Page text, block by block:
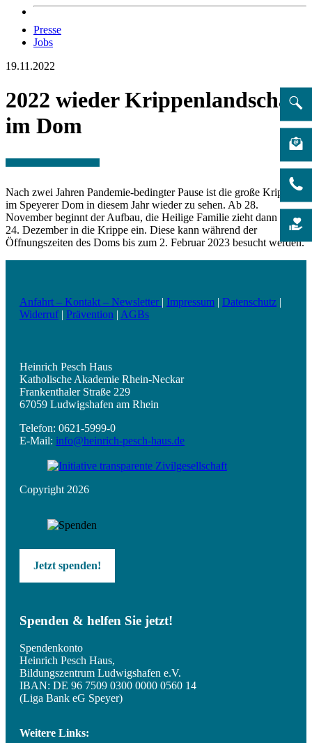
Presse
Jobs
19.11.2022
2022 wieder Krippenlandschaft
im Dom
Nach zwei Jahren Pandemie-bedingter Pause ist die große Krippe
im Speyerer Dom in diesem Jahr wieder zu sehen. Ab 28.
November beginnt der Aufbau, die Heilige Familie zieht dann am
24. Dezember in die Krippe ein. Diese kann während der
Öffnungszeiten des Doms bis zum 2. Februar 2023 besucht werden.
Anfahrt – Kontakt – Newsletter | Impressum | Datenschutz |
Widerruf| Prävention | AGBs
Heinrich Pesch Haus
Katholische Akademie Rhein-Neckar
Frankenthaler Straße 229
67059 Ludwigshafen am Rhein
Telefon: 0621-5999-0
E-Mail: info@heinrich-pesch-haus.de
Copyright 2026
Jetzt spenden!
Spenden & helfen Sie jetzt!
Spendenkonto
Heinrich Pesch Haus,
Bildungszentrum Ludwigshafen e.V.
IBAN: DE 96 7509 0300 0000 0560 14
(Liga Bank eG Speyer)
Weitere Links: